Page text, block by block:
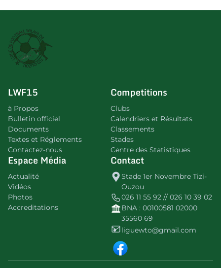
LWF15
à Propos
Bulletin officiel
Documents
Textes et Réglements
Contactez-nous
Competitions
Clubs
Calendriers et Résultats
Classements
Stades
Centre des Statistiques
Espace Média
Actualité
Vidéos
Photos
Accreditations
Contact
Stade 1er Novembre Tizi-
Ouzou
026 11 55 92 // 026 10 39 02
BNA : 00100581 02000
35560 69
liguewto@gmail.com